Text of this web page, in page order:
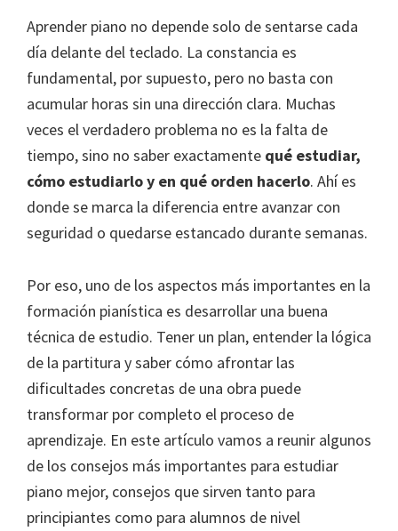
Aprender piano no depende solo de sentarse cada
día delante del teclado. La constancia es
fundamental, por supuesto, pero no basta con
acumular horas sin una dirección clara. Muchas
veces el verdadero problema no es la falta de
tiempo, sino no saber exactamente qué estudiar,
cómo estudiarlo y en qué orden hacerlo. Ahí es
donde se marca la diferencia entre avanzar con
seguridad o quedarse estancado durante semanas.
Por eso, uno de los aspectos más importantes en la
formación pianística es desarrollar una buena
técnica de estudio. Tener un plan, entender la lógica
de la partitura y saber cómo afrontar las
dificultades concretas de una obra puede
transformar por completo el proceso de
aprendizaje. En este artículo vamos a reunir algunos
de los consejos más importantes para estudiar
piano mejor, consejos que sirven tanto para
principiantes como para alumnos de nivel